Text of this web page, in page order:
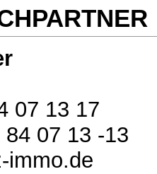
07 13 17
84 07 13 -13
immo.de